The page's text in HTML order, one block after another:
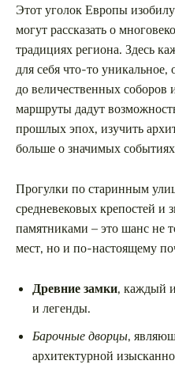
Этот уголок Европы
могут рассказать о
традициях региона. Здесь
для себя что-то
до величественных
маршруты дадут
прошлых эпох, изучить
больше о значимых
Прогулки по старинным
средневековых крепостей и
памятниками – это шанс не
мест, но и по-настоящему
Древние замки, каждый
и легенды.
Барочные дворцы,
архитектурной